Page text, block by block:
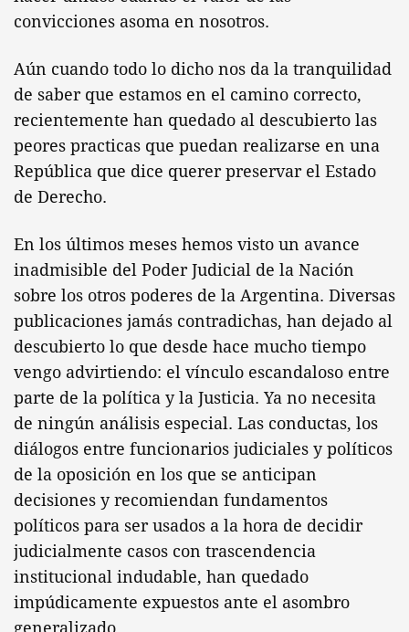
convicciones asoma en nosotros.
Aún cuando todo lo dicho nos da la tranquilidad
de saber que estamos en el camino correcto,
recientemente han quedado al descubierto las
peores practicas que puedan realizarse en una
República que dice querer preservar el Estado
de Derecho.
En los últimos meses hemos visto un avance
inadmisible del Poder Judicial de la Nación
sobre los otros poderes de la Argentina. Diversas
publicaciones jamás contradichas, han dejado al
descubierto lo que desde hace mucho tiempo
vengo advirtiendo: el vínculo escandaloso entre
parte de la política y la Justicia. Ya no necesita
de ningún análisis especial. Las conductas, los
diálogos entre funcionarios judiciales y políticos
de la oposición en los que se anticipan
decisiones y recomiendan fundamentos
políticos para ser usados a la hora de decidir
judicialmente casos con trascendencia
institucional indudable, han quedado
impúdicamente expuestos ante el asombro
generalizado.